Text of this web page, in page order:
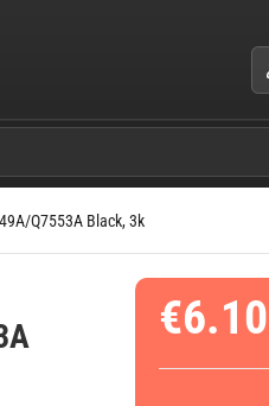
Q7553A Black, 3k
€6.10